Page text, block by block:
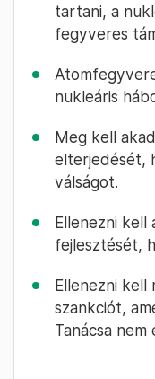
tartani, a
fegyveres
nukleáris
Meg kell
elterjedését,
válságot.
Ellenezni kell
fejlesztését,
Ellenezni kell
szankciót,
Tanácsa